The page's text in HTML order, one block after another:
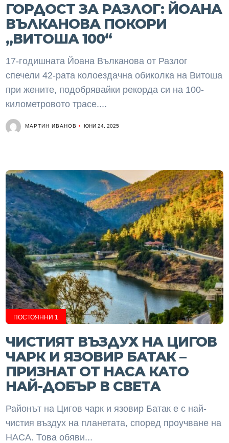
ГОРДОСТ ЗА РАЗЛОГ: ЙОАНА
ВЪЛКАНОВА ПОКОРИ
„ВИТОША 100“
17-годишната Йоана Вълканова от Разлог
спечели 42-рата колоездачна обиколка на Витоша
при жените, подобрявайки рекорда си на 100-
километровото трасе....
МАРТИН ИВАНОВ ЮНИ 24, 2025
ПОСТОЯННИ 1
ЧИСТИЯТ ВЪЗДУХ НА ЦИГОВ
ЧАРК И ЯЗОВИР БАТАК –
ПРИЗНАТ ОТ НАСА КАТО
НАЙ-ДОБЪР В СВЕТА
Районът на Цигов чарк и язовир Батак е с най-
чистия въздух на планетата, според проучване на
НАСА. Това обяви...